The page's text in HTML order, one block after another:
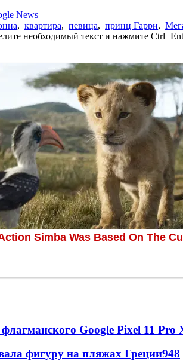
News
, квартира, певица, принц Гарри,
необходимый текст и нажмите
Google Pixel 11 Pro
фигуру на пляжах Греции948